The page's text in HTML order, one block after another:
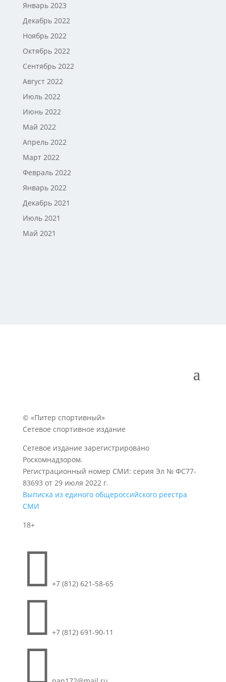
Январь 2023
Декабрь 2022
Ноябрь 2022
Октябрь 2022
Сентябрь 2022
Август 2022
Июль 2022
Июнь 2022
Май 2022
Апрель 2022
Март 2022
Февраль 2022
Январь 2022
Декабрь 2021
Июль 2021
Май 2021
© «Питер спортивный»
Сетевое спортивное издание
Сетевое издание зарегистрировано
Роскомнадзором.
Регистрационный номер СМИ: серия Эл № ФС77-
83693 от 29 июля 2022 г.
Выписка из единого общероссийского реестра
СМИ
18+
 +7 (812) 621-58-65
 +7 (812) 691-90-11
